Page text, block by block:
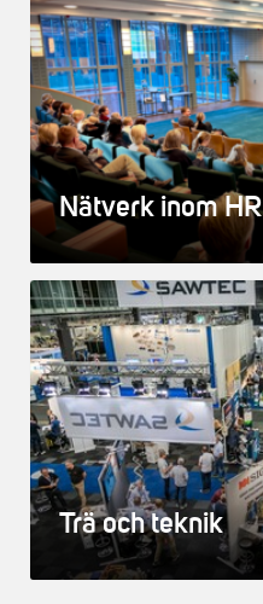
Nätverk inom HR
Trä och teknik